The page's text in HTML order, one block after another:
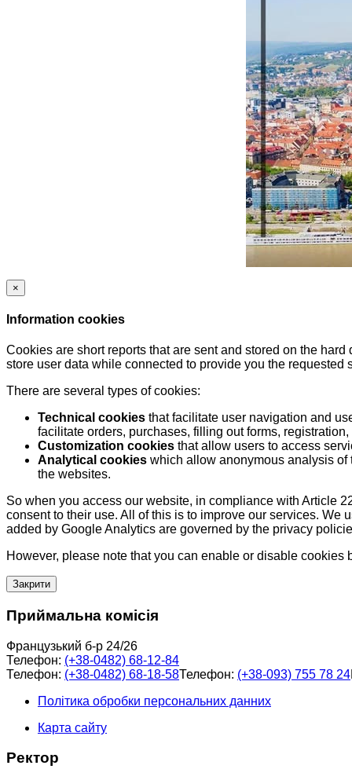
×
Information cookies
Cookies are short reports that are sent and stored on the
store user data while connected to provide you the
There are several types of cookies:
Technical cookies that facilitate user navigation and
facilitate orders, purchases, filling out forms,
Customization cookies that allow users to access
Analytical cookies which allow anonymous analysis
the websites.
So when you access our website, in compliance with Article
consent to their use. All of this is to improve our services.
added by Google Analytics are governed by the privacy
However, please note that you can enable or disable cookies
Закрити
Приймальна комісія
Французький б-р 24/26
Телефон: (+38-0482) 68-12-84
Телефон: (+38-0482) 68-18-58Телефон: (+38-093) 755 78 24
Політика обробки персональних данних
Карта сайту
Ректор